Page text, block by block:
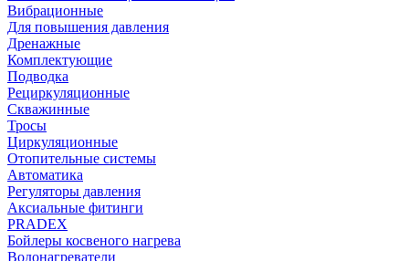
Вибрационные
Для повышения давления
Дренажные
Комплектующие
Подводка
Рециркуляционные
Скважинные
Тросы
Циркуляционные
Отопительные системы
Автоматика
Регуляторы давления
Аксиальные фитинги
PRADEX
Бойлеры косвеного нагрева
Водонагреватели